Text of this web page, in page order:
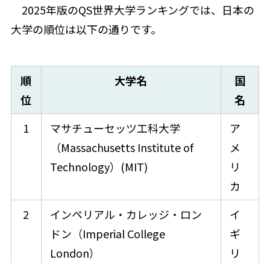
2025年版のQS世界大学ランキングでは、日本の
大学の順位は以下の通りです。
順
位
大学名
国
名
1
マサチューセッツ工科大学
（Massachusetts Institute of
Technology）(MIT)
ア
メ
リ
カ​
2
インペリアル・カレッジ・ロン
ドン（Imperial College
London）
イ
ギ
リ